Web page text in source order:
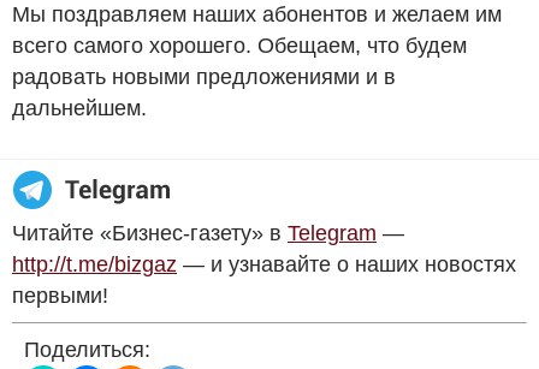
Мы поздравляем наших абонентов и желаем им
всего самого хорошего. Обещаем, что будем
радовать новыми предложениями и в
дальнейшем.
Читайте «Бизнес-газету» в Telegram —
http://t.me/bizgaz — и узнавайте о наших новостях
первыми!
Поделиться: